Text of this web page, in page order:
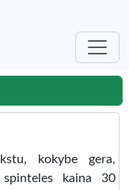
kokybe gera,
spinteles kaina 30